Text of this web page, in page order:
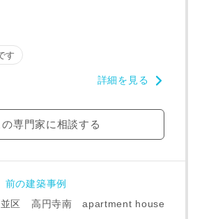
す
詳細を見る
の専門家に相談する
前の建築事例
区 高円寺南 apartment house